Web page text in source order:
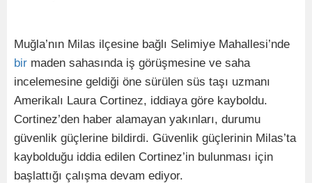
Muğla’nın Milas ilçesine bağlı Selimiye Mahallesi’nde
bir maden sahasında iş görüşmesine ve saha
incelemesine geldiği öne sürülen süs taşı uzmanı
Amerikalı Laura Cortinez, iddiaya göre kayboldu.
Cortinez’den haber alamayan yakınları, durumu
güvenlik güçlerine bildirdi. Güvenlik güçlerinin Milas’ta
kaybolduğu iddia edilen Cortinez’in bulunması için
başlattığı çalışma devam ediyor.